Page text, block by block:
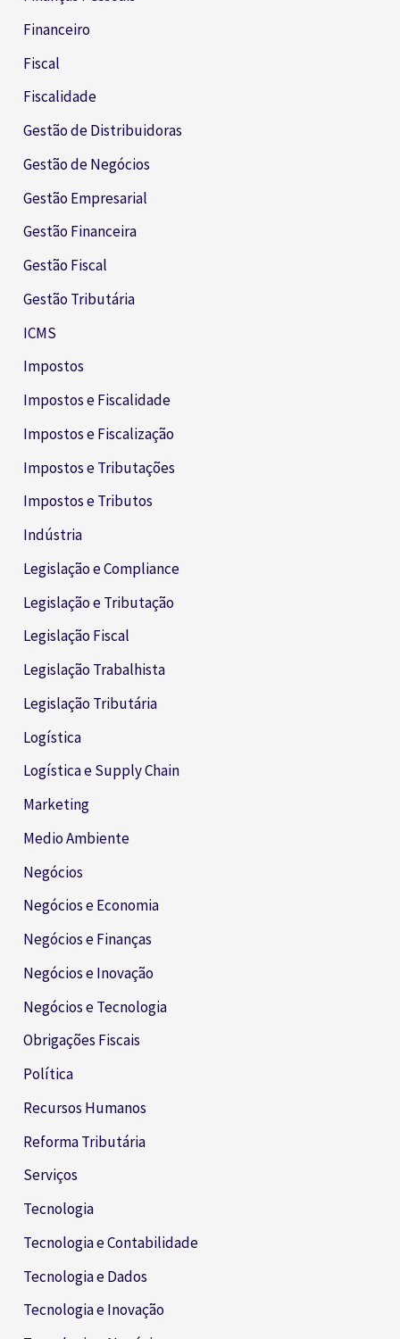
Financeiro
Fiscal
Fiscalidade
Gestão de Distribuidoras
Gestão de Negócios
Gestão Empresarial
Gestão Financeira
Gestão Fiscal
Gestão Tributária
ICMS
Impostos
Impostos e Fiscalidade
Impostos e Fiscalização
Impostos e Tributações
Impostos e Tributos
Indústria
Legislação e Compliance
Legislação e Tributação
Legislação Fiscal
Legislação Trabalhista
Legislação Tributária
Logística
Logística e Supply Chain
Marketing
Medio Ambiente
Negócios
Negócios e Economia
Negócios e Finanças
Negócios e Inovação
Negócios e Tecnologia
Obrigações Fiscais
Política
Recursos Humanos
Reforma Tributária
Serviços
Tecnologia
Tecnologia e Contabilidade
Tecnologia e Dados
Tecnologia e Inovação